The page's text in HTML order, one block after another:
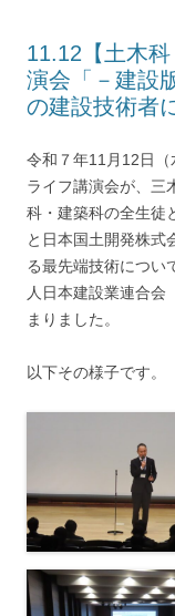
11.12【土木
演会「－建設
の建設技術者
令和７年11月12日
ライフ講演会が、三
科・建築科の全生徒
と日本国土開発株式
る最先端技術につい
人日本建設業連合会
まりました。
以下その様子です。